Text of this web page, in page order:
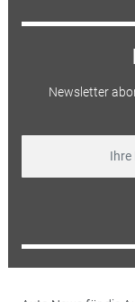
Newsletter